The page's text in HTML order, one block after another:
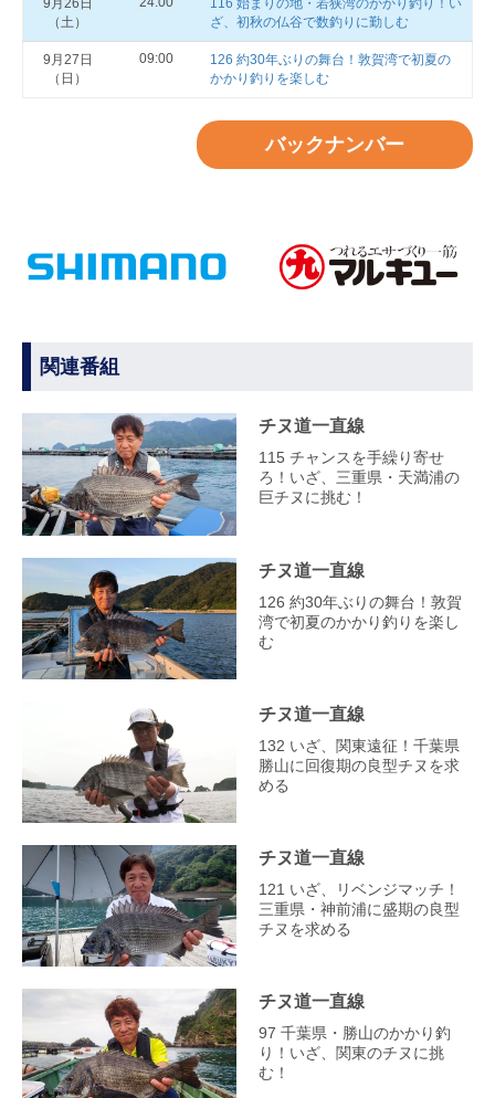
9月26日
（土）
116 始まりの地・若狭湾のかかり釣り！い
ざ、初秋の仏谷で数釣りに勤しむ
9月27日
（日）
09:00
126 約30年ぶりの舞台！敦賀湾で初夏の
かかり釣りを楽しむ
バックナンバー
関連番組
チヌ道一直線
115 チャンスを手繰り寄せ
ろ！いざ、三重県・天満浦の
巨チヌに挑む！
チヌ道一直線
126 約30年ぶりの舞台！敦賀
湾で初夏のかかり釣りを楽し
む
チヌ道一直線
132 いざ、関東遠征！千葉県
勝山に回復期の良型チヌを求
める
チヌ道一直線
121 いざ、リベンジマッチ！
三重県・神前浦に盛期の良型
チヌを求める
チヌ道一直線
97 千葉県・勝山のかかり釣
り！いざ、関東のチヌに挑
む！